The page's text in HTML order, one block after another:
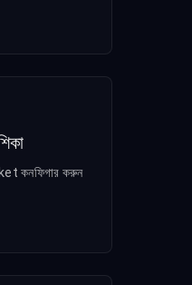
কনফিগার করুন